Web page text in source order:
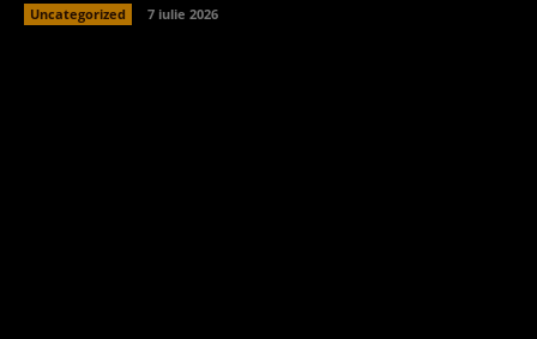
Uncategorized 7 iulie 2026